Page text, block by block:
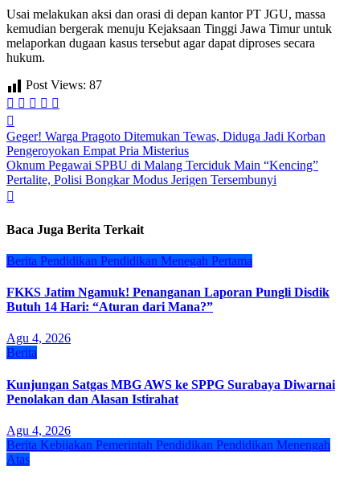
Usai melakukan aksi dan orasi di depan kantor PT JGU, massa
kemudian bergerak menuju Kejaksaan Tinggi Jawa Timur untuk
melaporkan dugaan kasus tersebut agar dapat diproses secara
hukum.
Post Views: 87
Navigasi
pos
Geger! Warga Pragoto Ditemukan Tewas, Diduga Jadi Korban
Pengeroyokan Empat Pria Misterius
Oknum Pegawai SPBU di Malang Terciduk Main “Kencing”
Pertalite, Polisi Bongkar Modus Jerigen Tersembunyi
Baca Juga Berita Terkait
Berita Pendidikan Pendidikan Menegah Pertama
FKKS Jatim Ngamuk! Penanganan Laporan Pungli Disdik
Butuh 14 Hari: “Aturan dari Mana?”
Agu 4, 2026
Berita
Kunjungan Satgas MBG AWS ke SPPG Surabaya Diwarnai
Penolakan dan Alasan Istirahat
Agu 4, 2026
Berita Kebijakan Pemerintah Pendidikan Pendidikan Menengah
Atas